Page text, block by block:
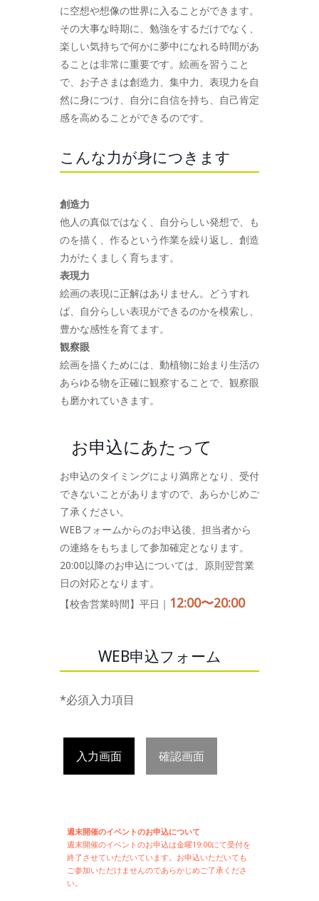
に空想や想像の世界に入ることができます。
その大事な時期に、勉強をするだけでなく、
楽しい気持ちで何かに夢中になれる時間があ
ることは非常に重要です。絵画を習うこと
で、お子さまは創造力、集中力、表現力を自
然に身につけ、自分に自信を持ち、自己肯定
感を高めることができるのです。
こんな力が身につきます
創造力
他人の真似ではなく、自分らしい発想で、も
のを描く、作るという作業を繰り返し、創造
力がたくましく育ちます。
表現力
絵画の表現に正解はありません。どうすれ
ば、自分らしい表現ができるのかを模索し、
豊かな感性を育てます。
観察眼
絵画を描くためには、動植物に始まり生活の
あらゆる物を正確に観察することで、観察眼
も磨かれていきます。
お申込にあたって
お申込のタイミングにより満席となり、受付
できないことがありますので、あらかじめご
了承ください。
WEBフォームからのお申込後、担当者から
の連絡をもちまして参加確定となります。
20:00以降のお申込については、原則翌営業
日の対応となります。
【校舎営業時間】平日｜ 12:00〜20:00
WEB申込フォーム
*必須入力項目
入力画面 確認画面
週末開催のイベントのお申込について
週末開催のイベントのお申込は金曜19:00にて受付を
終了させていただいています。お申込いただいても
ご参加いただけませんのであらかじめご了承くださ
い。